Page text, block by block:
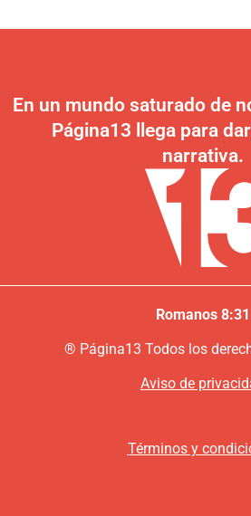
En un mundo saturado de
Página13 llega para
narrativa.
Romanos 8:31
® Página13 Todos los
Aviso de
Términos y